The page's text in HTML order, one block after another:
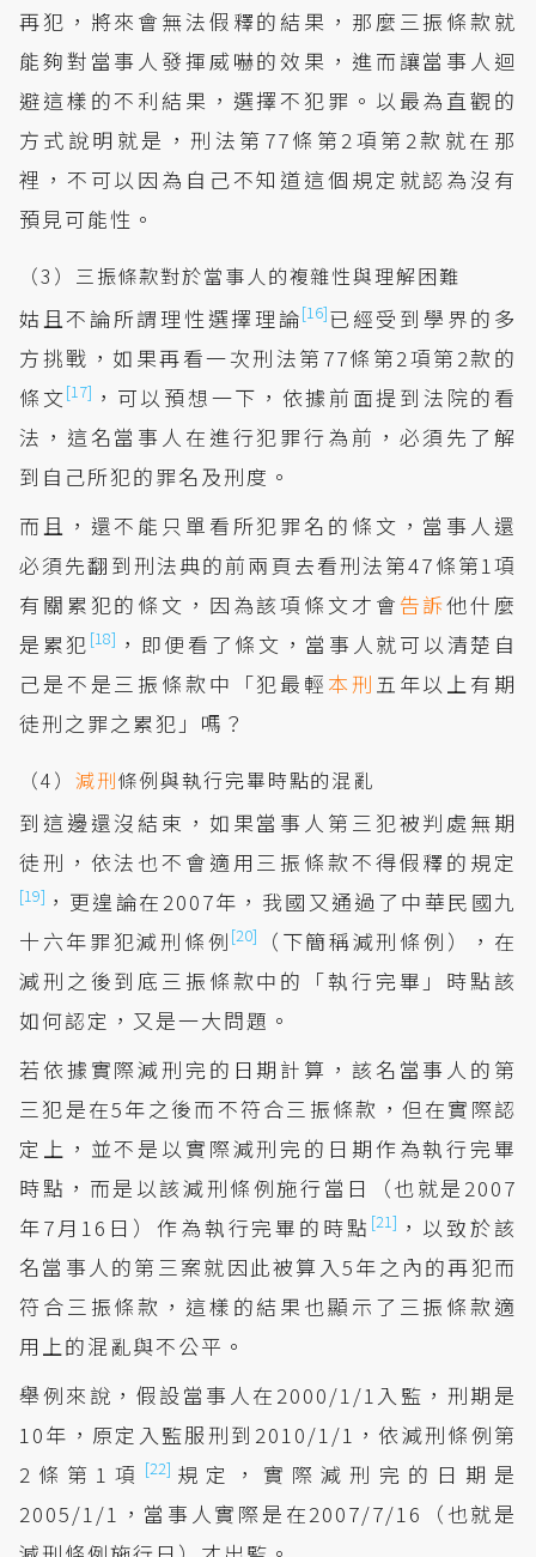
再犯，將來會無法假釋的結果，那麼三振條款就
能夠對當事人發揮威嚇的效果，進而讓當事人迴
避這樣的不利結果，選擇不犯罪。以最為直觀的
方式說明就是，刑法第77條第2項第2款就在那
裡，不可以因為自己不知道這個規定就認為沒有
預見可能性。
（3）三振條款對於當事人的複雜性與理解困難
姑且不論所謂理性選擇理論[16]已經受到學界的多
方挑戰，如果再看一次刑法第77條第2項第2款的
條文[17] ，可以預想一下，依據前面提到法院的看
法，這名當事人在進行犯罪行為前，必須先了解
到自己所犯的罪名及刑度。
而且，還不能只單看所犯罪名的條文，當事人還
必須先翻到刑法典的前兩頁去看刑法第47條第1項
有關累犯的條文，因為該項條文才會告訴他什麼
是累犯 [18] ，即便看了條文，當事人就可以清楚自
己是不是三振條款中「犯最輕 本刑 五年以上有期
徒刑之罪之累犯」嗎？
（4） 減刑條例與執行完畢時點的混亂
到這邊還沒結束，如果當事人第三犯被判處無期
徒刑，依法也不會適用三振條款不得假釋的規定
[19] ，更遑論在2007年，我國又通過了中華民國九
十六年罪犯減刑條例 [20]
（下簡稱減刑條例），在
減刑之後到底三振條款中的「執行完畢」時點該
如何認定，又是一大問題。
若依據實際減刑完的日期計算，該名當事人的第
三犯是在5年之後而不符合三振條款，但在實際認
定上，並不是以實際減刑完的日期作為執行完畢
時點，而是以該減刑條例施行當日（也就是2007
年7月16日）作為執行完畢的時點 [21] ，以致於該
名當事人的第三案就因此被算入5年之內的再犯而
符合三振條款，這樣的結果也顯示了三振條款適
用上的混亂與不公平。
舉例來說，假設當事人在2000/1/1入監，刑期是
10年，原定入監服刑到2010/1/1，依減刑條例第
2條第1項 [22] 規定，實際減刑完的日期是
2005/1/1，當事人實際是在2007/7/16（也就是